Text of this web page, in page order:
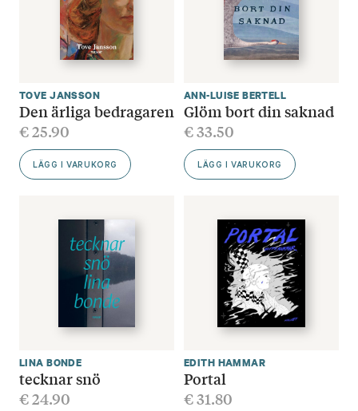
TOVE JANSSON
Den ärliga bedragaren
€25.90
LÄGG I VARUKORG
ANN-LUISE BERTELL
Glöm bort din saknad
€33.50
LÄGG I VARUKORG
LINA BONDE
tecknar snö
€24.90
EDITH HAMMAR
Portal
€31.80